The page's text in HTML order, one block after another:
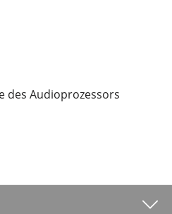
des Audioprozessors